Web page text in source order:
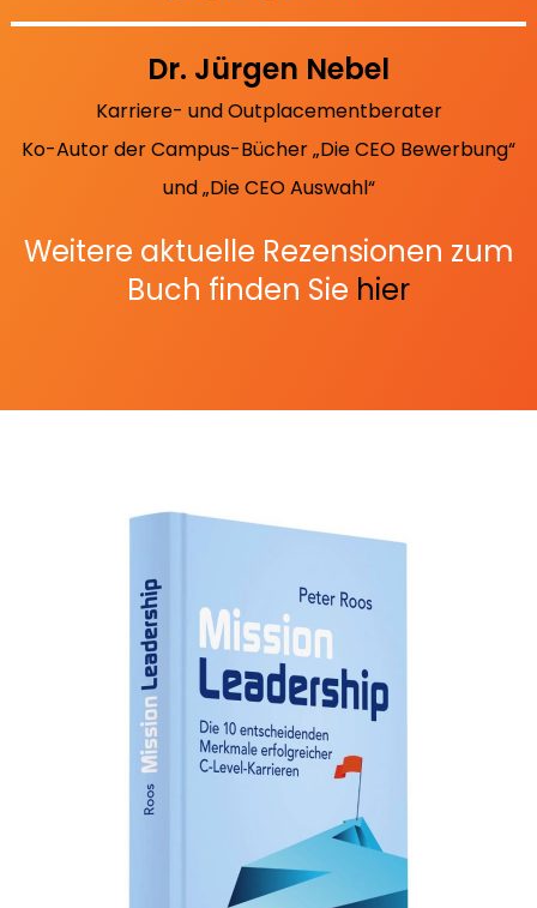
Dr. Jürgen Nebel
Karriere- und Outplacementberater
Ko-Autor der Campus-Bücher „Die CEO Bewerbung“
und „Die CEO Auswahl“
Weitere aktuelle Rezensionen zum
Buch finden Sie hier